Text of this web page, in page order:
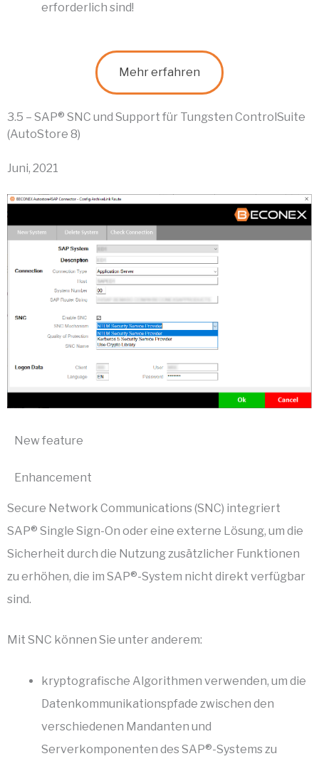
erforderlich sind!
Mehr erfahren
3.5 – SAP® SNC und Support für Tungsten ControlSuite
(AutoStore 8)
Juni, 2021
New feature
Enhancement
Secure Network Communications (SNC) integriert
SAP® Single Sign-On oder eine externe Lösung, um die
Sicherheit durch die Nutzung zusätzlicher Funktionen
zu erhöhen, die im SAP®-System nicht direkt verfügbar
sind.
Mit SNC können Sie unter anderem:
kryptografische Algorithmen verwenden, um die
Datenkommunikationspfade zwischen den
verschiedenen Mandanten und
Serverkomponenten des SAP®-Systems zu